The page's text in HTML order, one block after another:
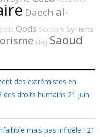
Daech al-
Qods Secours Syriens
Hajj Saoud
des extrémistes en
des droits humains 21 juin
mais pas infidèle ! 21